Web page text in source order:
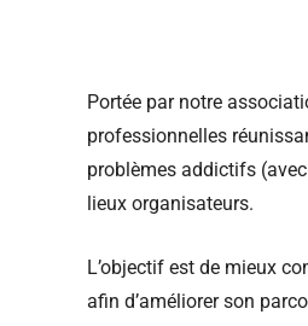
Portée par notre
professionnelles
problèmes addictifs
lieux organisateurs.
L’objectif est de mieux
afin d’améliorer son